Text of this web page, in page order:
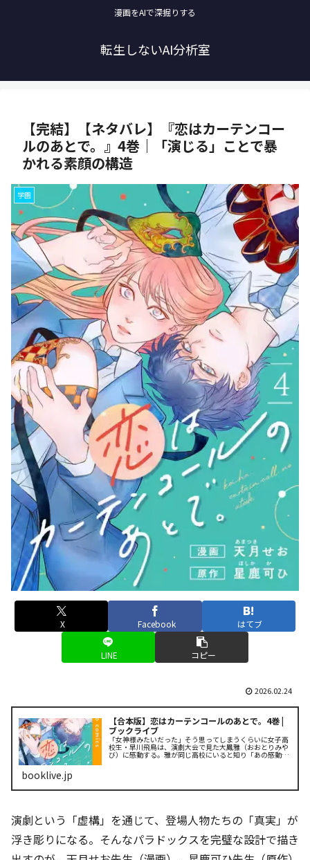
漫画をAIで深掘りする
転生しないAI分析室
【完結】【ネタバレ】『恋はカーテンコー
ルのあとで。』4巻｜「演じる」ことで暴
かれる素顔の構造
学園
X Facebook はてブ
LINE コピー
2026.02.24
【合本版】恋はカーテンコールのあとで。4巻 |
ブックライブ
「女神様みたいだった」そう思ってしまうくらいに女子高
校生・早川飛鳥は、演劇大会で見た大鳳雅（おおとりみや
び）に感動する。雅が同じ高校にいると知り「あの感動を
booklive.jp
演劇という「虚構」を通じて、登場人物たちの「真実」が
浮き彫りになる。そんなパラドックスを完璧な設計で描き